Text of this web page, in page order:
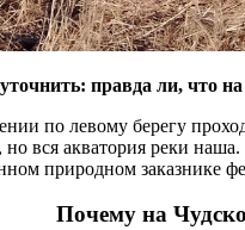
правда ли, что
по левому берегу
но вся акватория реки
природном заказнике
Почему на